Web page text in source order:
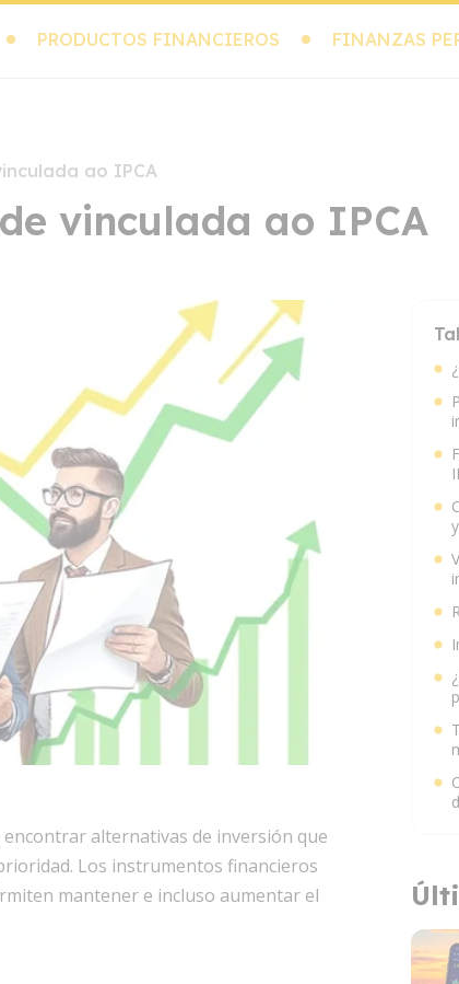
PRODUCTOS FINANCIEROS FINANZAS
ao IPCA
vinculada ao IPCA
alternativas de inversión que
Los instrumentos financieros
mantener e incluso aumentar el